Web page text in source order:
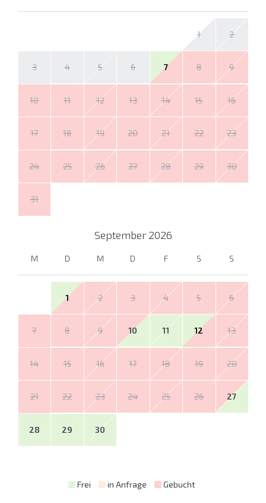
1 2
3 4 5 6 7 8 9
10 11 12 13 14 15 16
17 18 19 20 21 22 23
24 25 26 27 28 29 30
31
September 2026
M D M D F S S
1 2 3 4 5 6
7 8 9 10 11 12 13
14 15 16 17 18 19 20
21 22 23 24 25 26 27
28 29 30
Frei in Anfrage Gebucht